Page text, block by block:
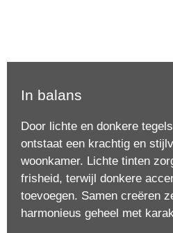
In balans
Door lichte en donkere
ontstaat een krachtig en
woonkamer. Lichte tinten
frisheid, terwijl donkere
toevoegen. Samen creëren
harmonieus geheel met